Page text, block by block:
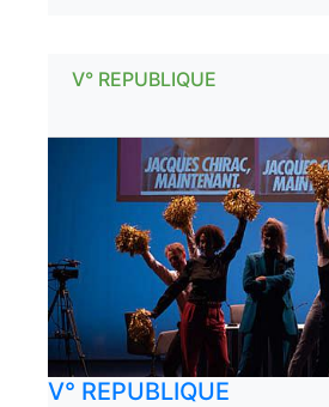
V° REPUBLIQUE
V° REPUBLIQUE